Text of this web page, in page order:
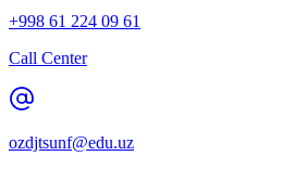
+998 61 224 09 61
Call Center
ozdjtsunf@edu.uz